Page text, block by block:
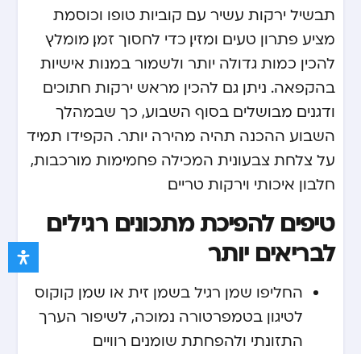
תבשיל ירקות עשיר עם קוביות טופו וכוסמת
מציע פתרון טעים ומזין. כדי לחסוך זמן, מומלץ
להכין כמות גדולה יותר ולשמור במנות אישיות
בהקפאה. ניתן גם להכין מראש ירקות חתוכים
ודגנים מבושלים בסוף השבוע, כך שבמהלך
השבוע ההכנה תהיה מהירה יותר. הקפידו תמיד
על צלחת צבעונית המכילה פחמימות מורכבות,
חלבון איכותי וירקות טריים.
טיפים להפיכת מתכונים רגילים
לבריאים יותר
החליפו שמן רגיל בשמן זית או שמן קוקוס
לטיגון בטמפרטורה נמוכה, לשיפור הערך
התזונתי ולהפחתת שומנים רוויים